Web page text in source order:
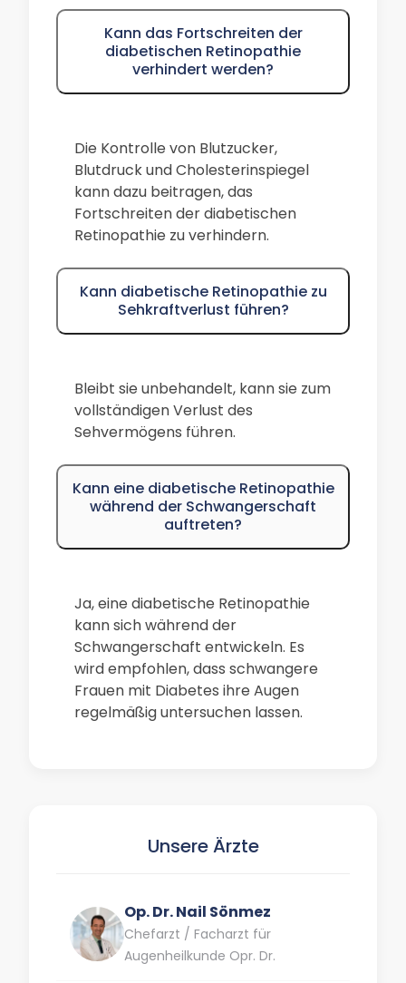
Kann das Fortschreiten der
diabetischen Retinopathie
verhindert werden?
Die Kontrolle von Blutzucker,
Blutdruck und Cholesterinspiegel
kann dazu beitragen, das
Fortschreiten der diabetischen
Retinopathie zu verhindern.
Kann diabetische Retinopathie zu
Sehkraftverlust führen?
Bleibt sie unbehandelt, kann sie zum
vollständigen Verlust des
Sehvermögens führen.
Kann eine diabetische Retinopathie
während der Schwangerschaft
auftreten?
Ja, eine diabetische Retinopathie
kann sich während der
Schwangerschaft entwickeln. Es
wird empfohlen, dass schwangere
Frauen mit Diabetes ihre Augen
regelmäßig untersuchen lassen.
Unsere Ärzte
Op. Dr. Nail Sönmez
Chefarzt / Facharzt für
Augenheilkunde Opr. Dr.